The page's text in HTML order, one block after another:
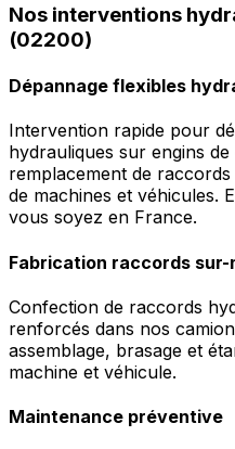
Nos interventions
(02200)
Dépannage flexibles
Intervention rapide pour
hydrauliques sur engins
remplacement de
de machines et véhicules.
vous soyez en France.
Fabrication raccords sur-
Confection de raccords
renforcés dans nos
assemblage, brasage et
machine et véhicule.
Maintenance préventive